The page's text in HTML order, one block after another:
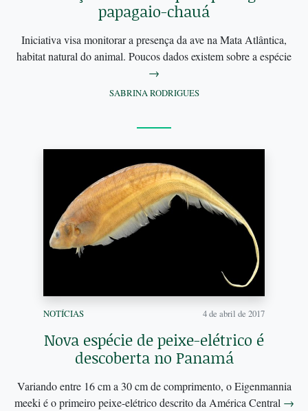
papagaio-chauá
Iniciativa visa monitorar a presença da ave na Mata Atlântica,
habitat natural do animal. Poucos dados existem sobre a espécie
→
SABRINA RODRIGUES
NOTÍCIAS 4 de abril de 2017
Nova espécie de peixe-elétrico é
descoberta no Panamá
Variando entre 16 cm a 30 cm de comprimento, o Eigenmannia
meeki é o primeiro peixe-elétrico descrito da América Central →